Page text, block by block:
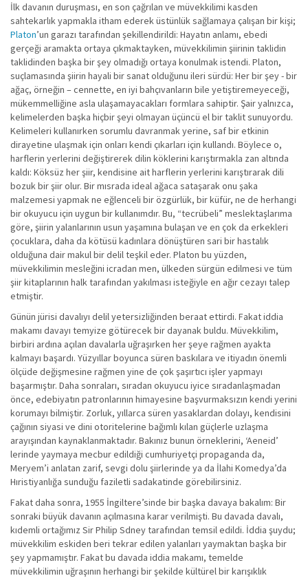
İlk davanın duruşması, en son çağrılan ve müvekkilimi kasden
sahtekarlık yapmakla itham ederek üstünlük sağlamaya çalışan bir kişi;
Platon’un garazı tarafından şekillendirildi: Hayatın anlamı, ebedi
gerçeği aramakta ortaya çıkmaktayken, müvekkilimin şiirinin taklidin
taklidinden başka bir şey olmadığı ortaya konulmak istendi. Platon,
suçlamasında şiirin hayali bir sanat olduğunu ileri sürdü: Her bir şey - bir
ağaç, örneğin – cennette, en iyi bahçıvanların bile yetiştiremeyeceği,
mükemmelliğine asla ulaşamayacakları formlara sahiptir. Şair yalnızca,
kelimelerden başka hiçbir şeyi olmayan üçüncü el bir taklit sunuyordu.
Kelimeleri kullanırken sorumlu davranmak yerine, saf bir etkinin
dirayetine ulaşmak için onları kendi çıkarları için kullandı. Böylece o,
harflerin yerlerini değiştirerek dilin köklerini karıştırmakla zan altında
kaldı: Köksüz her şiir, kendisine ait harflerin yerlerini karıştırarak dili
bozuk bir şiir olur. Bir mısrada ideal ağaca sataşarak onu şaka
malzemesi yapmak ne eğlenceli bir özgürlük, bir küfür, ne de herhangi
bir okuyucu için uygun bir kullanımdır. Bu, “tecrübeli” meslektaşlarıma
göre, şiirin yalanlarının usun yaşamına bulaşan ve en çok da erkekleri
çocuklara, daha da kötüsü kadınlara dönüştüren sari bir hastalık
olduğuna dair makul bir delil teşkil eder. Platon bu yüzden,
müvekkilimin mesleğini icradan men, ülkeden sürgün edilmesi ve tüm
şiir kitaplarının halk tarafından yakılması isteğiyle en ağır cezayı talep
etmiştir.
Günün jürisi davalıyı delil yetersizliğinden beraat ettirdi. Fakat iddia
makamı davayı temyize götürecek bir dayanak buldu. Müvekkilim,
birbiri ardına açılan davalarla uğraşırken her şeye rağmen ayakta
kalmayı başardı. Yüzyıllar boyunca süren baskılara ve itiyadın önemli
ölçüde değişmesine rağmen yine de çok şaşırtıcı işler yapmayı
başarmıştır. Daha sonraları, sıradan okuyucu iyice sıradanlaşmadan
önce, edebiyatın patronlarının himayesine başvurmaksızın kendi yerini
korumayı bilmiştir. Zorluk, yıllarca süren yasaklardan dolayı, kendisini
çağının siyasi ve dini otoritelerine bağımlı kılan güçlerle uzlaşma
arayışından kaynaklanmaktadır. Bakınız bunun örneklerini, ‘Aeneid’
lerinde yaymaya mecbur edildiği cumhuriyetçi propaganda da,
Meryem’i anlatan zarif, sevgi dolu şiirlerinde ya da İlahi Komedya’da
Hıristiyanlığa sunduğu faziletli sadakatinde görebilirsiniz.
Fakat daha sonra, 1955 İngiltere’sinde bir başka davaya bakalım: Bir
sonraki büyük davanın açılmasına karar verilmişti. Bu davada davalı,
kıdemli ortağımız Sir Philip Sdney tarafından temsil edildi. İddia şuydu;
müvekkilim eskiden beri tekrar edilen yalanları yaymaktan başka bir
şey yapmamıştır. Fakat bu davada iddia makamı, temelde
müvekkilimin uğraşının herhangi bir şekilde kültürel bir karışıklık